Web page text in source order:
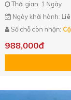
Thời gian: 1 Ngày
Ngày khởi hành:
Số chỗ còn nhận:
988,000đ